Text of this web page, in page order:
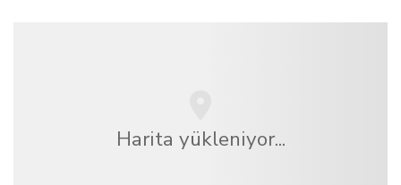
Harita yükleniyor...